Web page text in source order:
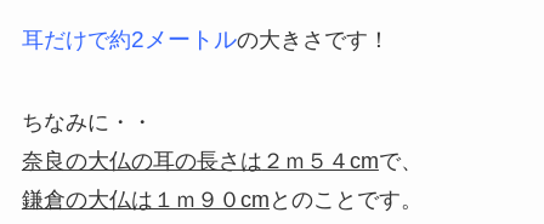
耳だけで約2メートルの大きさです！
ちなみに・・
奈良の大仏の耳の長さは ２ｍ５４cmで、
鎌倉の大仏は１ｍ９０cm とのことです。